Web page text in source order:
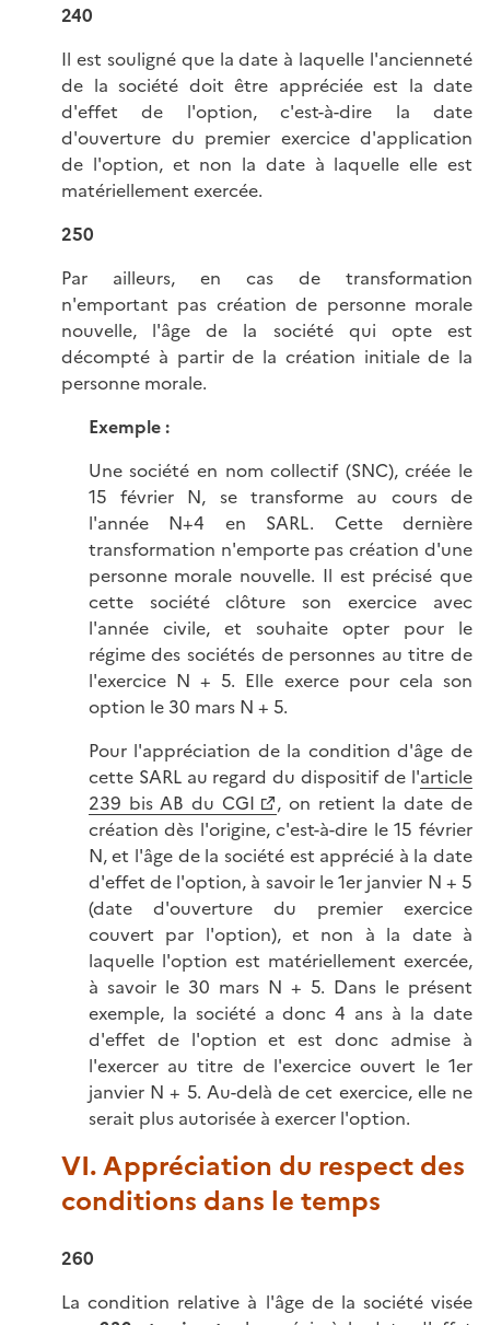
240
Il est souligné que la date à laquelle l'ancienneté
de la société doit être appréciée est la date
d'effet de l'option, c'est-à-dire la date
d'ouverture du premier exercice d'application
de l'option, et non la date à laquelle elle est
matériellement exercée.
250
Par ailleurs, en cas de transformation
n'emportant pas création de personne morale
nouvelle, l'âge de la société qui opte est
décompté à partir de la création initiale de la
personne morale.
Exemple :
Une société en nom collectif (SNC), créée le
15 février N, se transforme au cours de
l'année N+4 en SARL. Cette dernière
transformation n'emporte pas création d'une
personne morale nouvelle. Il est précisé que
cette société clôture son exercice avec
l'année civile, et souhaite opter pour le
régime des sociétés de personnes au titre de
l'exercice N + 5. Elle exerce pour cela son
option le 30 mars N + 5.
Pour l'appréciation de la condition d'âge de
cette SARL au regard du dispositif de l'article
239 bis AB du CGI
, on retient la date de
création dès l'origine, c'est-à-dire le 15 février
N, et l'âge de la société est apprécié à la date
d'effet de l'option, à savoir le 1er janvier N + 5
(date d'ouverture du premier exercice
couvert par l'option), et non à la date à
laquelle l'option est matériellement exercée,
à savoir le 30 mars N + 5. Dans le présent
exemple, la société a donc 4 ans à la date
d'effet de l'option et est donc admise à
l'exercer au titre de l'exercice ouvert le 1er
janvier N + 5. Au-delà de cet exercice, elle ne
serait plus autorisée à exercer l'option.
VI. Appréciation du respect des
conditions dans le temps
260
La condition relative à l'âge de la société visée